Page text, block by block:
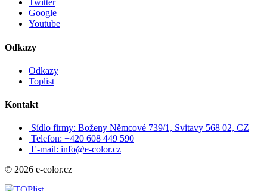
Twitter
Google
Youtube
Odkazy
Odkazy
Toplist
Kontakt
Sídlo firmy: Boženy Němcové 739/1, Svitavy 568 02, CZ
Telefon: +420 608 449 590
E-mail: info@e-color.cz
© 2026 e-color.cz